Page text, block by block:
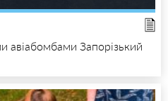
авіабомбами Запорізький